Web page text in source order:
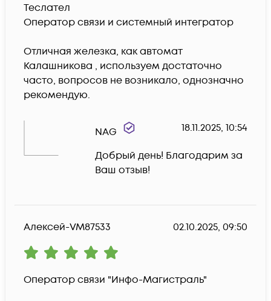
Теслател
Оператор связи и системный интегратор
Отличная железка, как автомат
Калашникова , используем достаточно
часто, вопросов не возникало, однозначно
рекомендую.
NAG 18.11.2025, 10:54
Добрый день! Благодарим за
Ваш отзыв!
Алексей-VM87533 02.10.2025, 09:50
Оператор связи "Инфо-Магистраль"